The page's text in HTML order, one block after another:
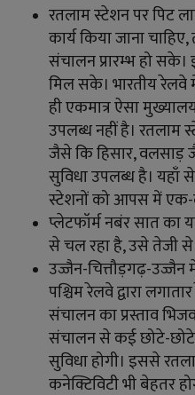
रतलाम स्टेशन पर पिट
कार्य किया जाना
संचालन प्रारम्भ हो सके।
मिल सके। भारतीय
ही एकमात्र ऐसा
उपलब्ध नहीं है।
जैसे कि हिसार, वलसाड़
सुविधा उपलब्ध है। यहाँ
स्टेशनों को आपस में एक-
प्लेटफॉर्म नबंर सात का
से चल रहा है, उसे तेजी से
उज्जैन-चित्तौड़गढ़-उज्जैन
पश्चिम रेलवे द्वारा
संचालन का प्रस्ताव
संचालन से कई छोटे-छोटे
सुविधा होगी। इससे
कनेक्टिविटी भी बेहतर